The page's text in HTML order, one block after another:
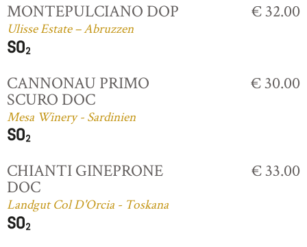
MONTEPULCIANO DOP
Ulisse Estate – Abruzzen
€ 32.00
CANNONAU PRIMO
SCURO DOC
Mesa Winery - Sardinien
€ 30.00
CHIANTI GINEPRONE
DOC
Landgut Col D'Orcia - Toskana
€ 33.00